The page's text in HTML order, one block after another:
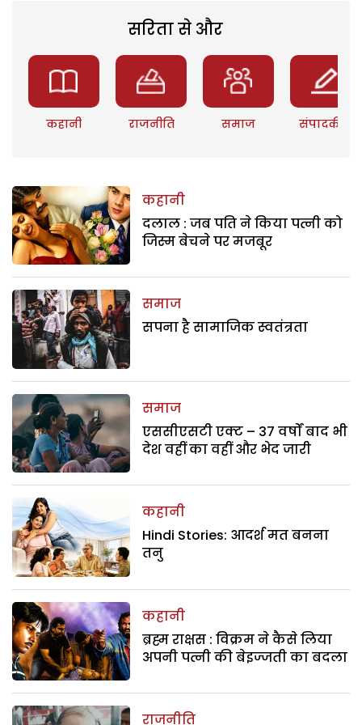
सरिता से और
कहानी राजनीति समाज संपादकीय
कहानी
दलाल : जब पति ने किया पत्नी को
जिस्म बेचने पर मजबूर
समाज
सपना है सामाजिक स्वतंत्रता
समाज
एससीएसटी एक्ट – 37 वर्षों बाद भी
देश वहीं का वहीं और भेद जारी
कहानी
Hindi Stories: आदर्श मत बनना
तनु
कहानी
ब्रह्म राक्षस : विक्रम ने कैसे लिया
अपनी पत्नी की बेइज्जती का बदला
राजनीति